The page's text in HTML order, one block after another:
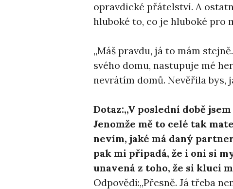
opravdické přátelství. A
hluboké to, co je hluboké pro
,,Máš pravdu, já to mám
svého domu, nastupuje mé
nevrátím domů. Nevěřila bys,
Dotaz:,,V poslední době
Jenomže mě to celé tak
nevím, jaké má daný
pak mi připadá, že i oni si
unavená z toho, že si kluci
Odpovědi:,,Přesně. Já třeba